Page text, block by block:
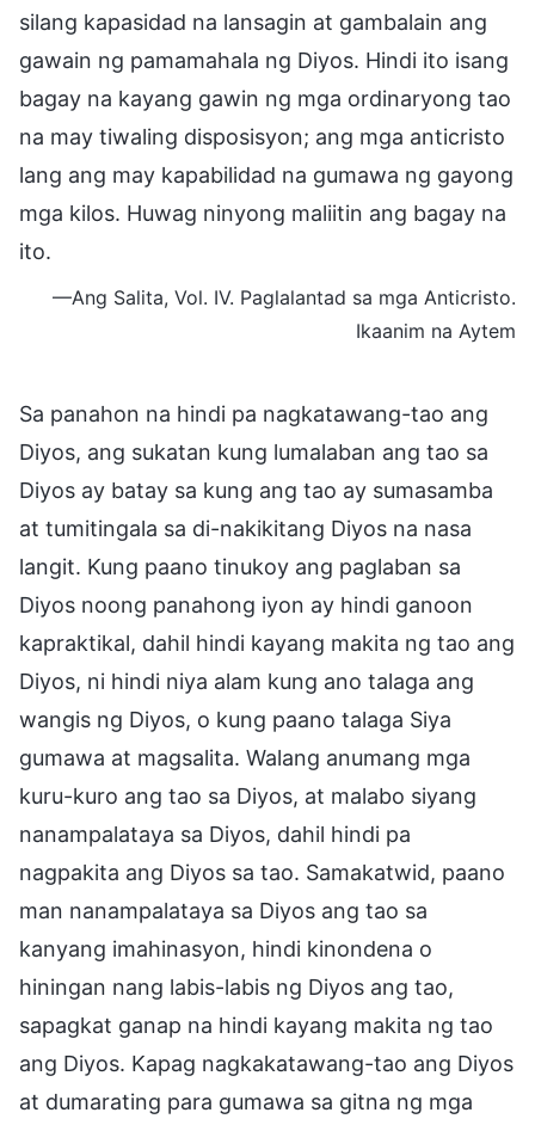
silang kapasidad na lansagin at gambalain ang
gawain ng pamamahala ng Diyos. Hindi ito isang
bagay na kayang gawin ng mga ordinaryong tao
na may tiwaling disposisyon; ang mga anticristo
lang ang may kapabilidad na gumawa ng gayong
mga kilos. Huwag ninyong maliitin ang bagay na
ito.
—Ang Salita, Vol. IV. Paglalantad sa mga Anticristo.
Ikaanim na Aytem
Sa panahon na hindi pa nagkatawang-tao ang
Diyos, ang sukatan kung lumalaban ang tao sa
Diyos ay batay sa kung ang tao ay sumasamba
at tumitingala sa di-nakikitang Diyos na nasa
langit. Kung paano tinukoy ang paglaban sa
Diyos noong panahong iyon ay hindi ganoon
kapraktikal, dahil hindi kayang makita ng tao ang
Diyos, ni hindi niya alam kung ano talaga ang
wangis ng Diyos, o kung paano talaga Siya
gumawa at magsalita. Walang anumang mga
kuru-kuro ang tao sa Diyos, at malabo siyang
nanampalataya sa Diyos, dahil hindi pa
nagpakita ang Diyos sa tao. Samakatwid, paano
man nanampalataya sa Diyos ang tao sa
kanyang imahinasyon, hindi kinondena o
hiningan nang labis-labis ng Diyos ang tao,
sapagkat ganap na hindi kayang makita ng tao
ang Diyos. Kapag nagkakatawang-tao ang Diyos
at dumarating para gumawa sa gitna ng mga